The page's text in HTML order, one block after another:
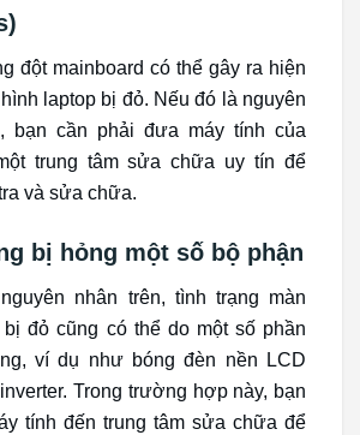
đột mainboard có thể gây ra hiện
laptop bị đỏ. Nếu đó là nguyên
bạn cần phải đưa máy tính của
trung tâm sửa chữa uy tín để
và sửa chữa.
bị hỏng một số bộ phận
nhân trên, tình trạng màn
bị đỏ cũng có thể do một số phần
ví dụ như bóng đèn nền LCD
Trong trường hợp này, bạn
tính đến trung tâm sửa chữa để